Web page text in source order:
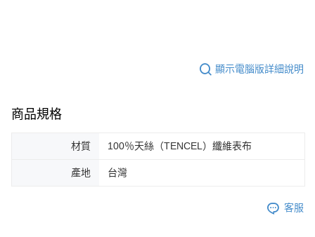
顯示電腦版詳細說明
商品規格
材質 100％天絲（TENCEL）纖維表布
產地 台灣
客服